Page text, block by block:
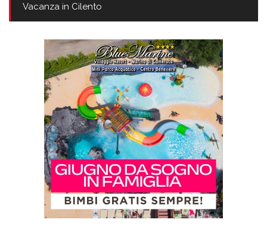
Vacanza in Cilento